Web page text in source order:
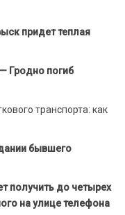
придет теплая
Гродно погиб
транспорта: как
бывшего
получить до четырех
на улице телефона